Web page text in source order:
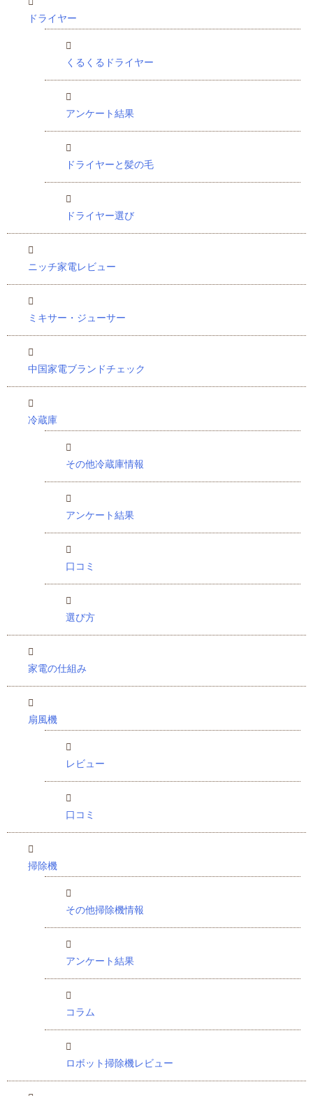
ドライヤー
くるくるドライヤー
アンケート結果
ドライヤーと髪の毛
ドライヤー選び
ニッチ家電レビュー
ミキサー・ジューサー
中国家電ブランドチェック
冷蔵庫
その他冷蔵庫情報
アンケート結果
口コミ
選び方
家電の仕組み
扇風機
レビュー
口コミ
掃除機
その他掃除機情報
アンケート結果
コラム
ロボット掃除機レビュー